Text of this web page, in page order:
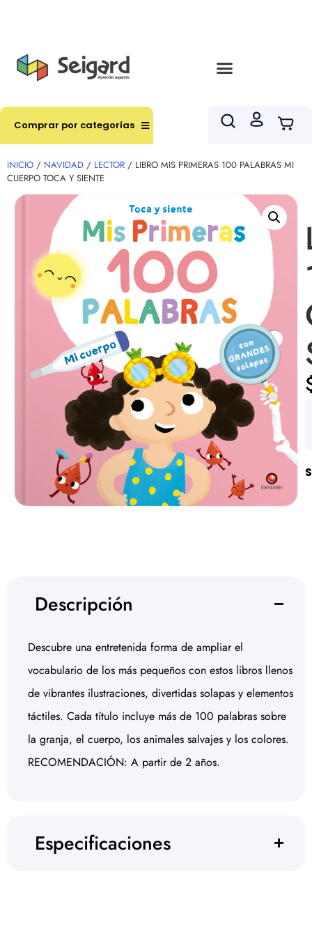
Comprar por categorías
INICIO / NAVIDAD / LECTOR / LIBRO MIS PRIMERAS 100 PALABRAS MI
CUERPO TOCA Y SIENTE
Descripción
Descubre una entretenida forma de ampliar el
vocabulario de los más pequeños con estos libros llenos
de vibrantes ilustraciones, divertidas solapas y elementos
táctiles. Cada título incluye más de 100 palabras sobre
la granja, el cuerpo, los animales salvajes y los colores.
RECOMENDACIÓN: A partir de 2 años.
Especificaciones